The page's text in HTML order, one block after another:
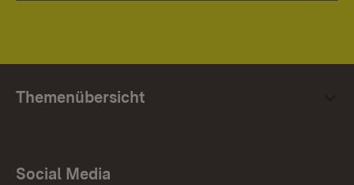
Themenübersicht
Social Media